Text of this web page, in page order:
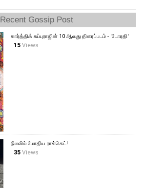
Recent Gossip Post
கார்த்திக் சுப்புராஜின் 10 ஆவது திரைப்படம் - 'டோரதி'
15Views
நிலவில் மோதிய ராக்கெட்!
35Views